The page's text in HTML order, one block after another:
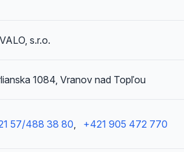
s.r.o.
1084, Vranov nad Topľou
57/488 38 80, +421 905 472 770